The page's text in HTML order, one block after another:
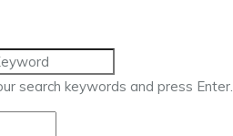
search keywords and press Enter.